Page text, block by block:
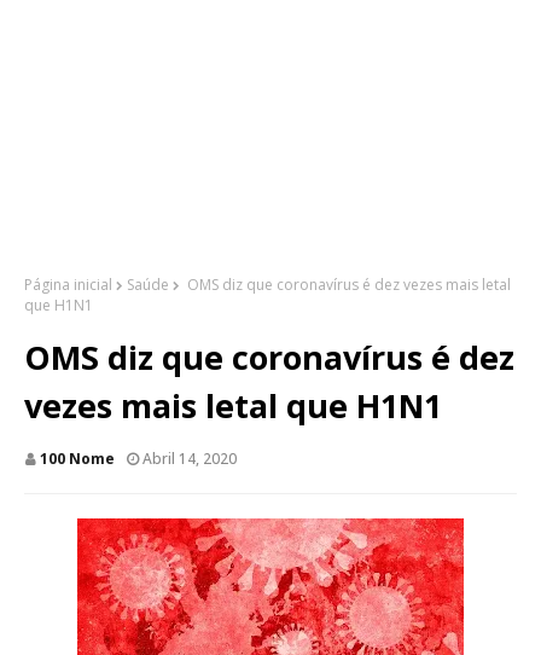
Página inicial Saúde
OMS diz que coronavírus é dez vezes mais letal
que H1N1
OMS diz que coronavírus é dez
vezes mais letal que H1N1
100 Nome Abril 14, 2020